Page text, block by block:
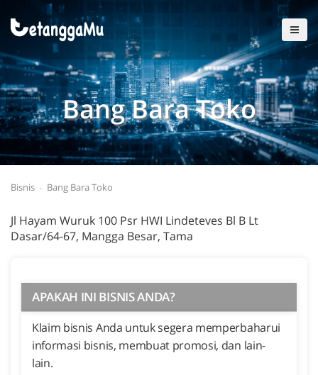
Bang Bara Toko
Bisnis Bang Bara Toko
Jl Hayam Wuruk 100 Psr HWI Lindeteves Bl B Lt
Dasar/64-67, Mangga Besar, Tama
APAKAH INI BISNIS ANDA?
Klaim bisnis Anda untuk segera memperbaharui
informasi bisnis, membuat promosi, dan lain-
lain.